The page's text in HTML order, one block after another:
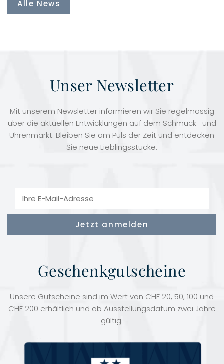
Alle News
Unser Newsletter
Mit unserem Newsletter informieren wir Sie regelmässig
über die aktuellen Entwicklungen auf dem Schmuck- und
Uhrenmarkt. Bleiben Sie am Puls der Zeit und entdecken
Sie neue Lieblingsstücke.
Geschenkgutscheine
Unsere Gutscheine sind im Wert von CHF 20, 50, 100 und
CHF 200 erhältlich und ab Ausstellungsdatum zwei Jahre
gültig.